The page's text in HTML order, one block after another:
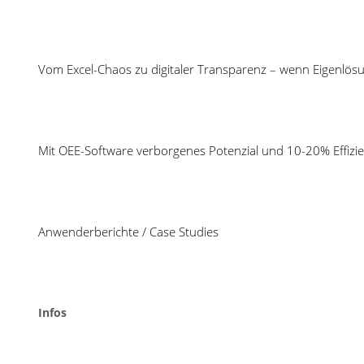
Vom Excel-Chaos zu digitaler Transparenz – wenn
Mit OEE-Software verborgenes Potenzial und 10-20%
Anwenderberichte / Case Studies
Infos